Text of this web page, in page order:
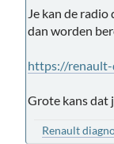
Je kan de
dan worden
https://renault-
Grote kans dat
Renault